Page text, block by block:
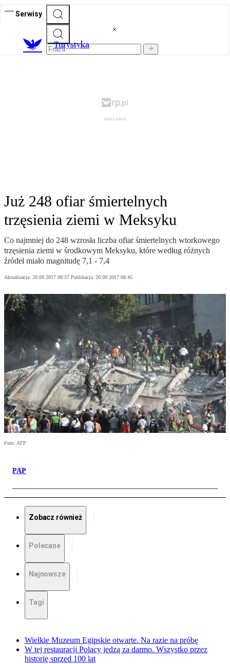
Serwisy
Turystyka
Już 248 ofiar śmiertelnych
trzęsienia ziemi w Meksyku
Co najmniej do 248 wzrosła liczba ofiar śmiertelnych wtorkowego
trzęsienia ziemi w środkowym Meksyku, które według różnych
źródeł miało magnitudę 7,1 - 7,4
Aktualizacja: 20.09.2017 08:57 Publikacja: 20.09.2017 08:45
Foto: AFP
PAP
Zobacz również
Polecane
Najnowsze
Tagi
Wielkie Muzeum Egipskie otwarte. Na razie na próbę
W tej restauracji Polacy jedzą za darmo. Wszystko przez
historię sprzed 100 lat